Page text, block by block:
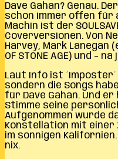
Dave Gahan? Genau. Der
schon immer offen für
Machin ist der
Coverversionen. Von
Harvey, Mark Lanegan
OF STONE AGE) und –
Laut Info ist
sondern die Songs
für Dave Gahan. Und
Stimme seine
Aufgenommen wurde
Konstellation mit einer
im sonnigen
nix.